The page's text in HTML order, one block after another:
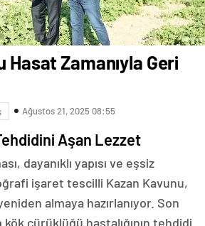
Hasat Zamanıyla Geri
Ağustos 21, 2025 08:55
Aşan Lezzet
dayanıklı yapısı ve eşsiz
işaret tescilli Kazan Kavunu,
almaya hazırlanıyor. Son
çürüklüğü hastalığının tehdidi